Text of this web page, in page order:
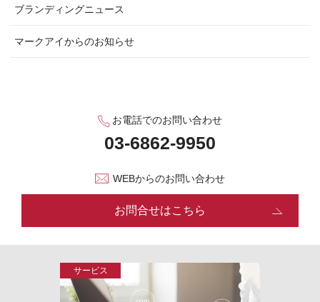
ブランディングニュース
マークアイからのお知らせ
お電話でのお問い合わせ
WEBからのお問い合わせ
お問合せはこちら